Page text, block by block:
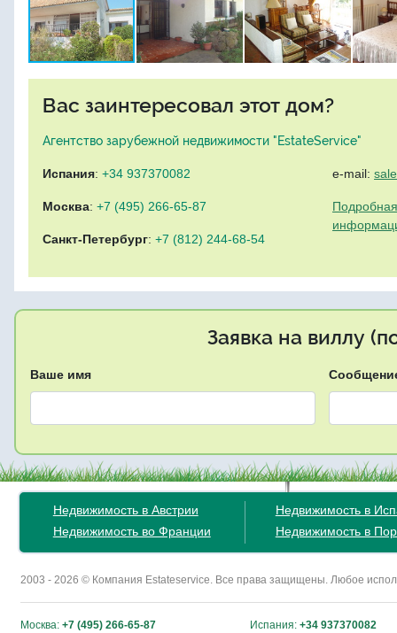
Вас заинтересовал этот дом?
Агентство зарубежной недвижимости "EstateService"
Испания: +34 937370082
Москва: +7 (495) 266-65-87
Санкт-Петербург: +7 (812) 244-68-54
e-mail:
Заявка на виллу
Ваше имя
Недвижимость в Австрии
Недвижимость во Франции
Недвижимость в
Недвижимость в
2003 - 2026 © Компания Estateservice. Все права защищены. Любое
Москва: +7 (495) 266-65-87 Испания: +34 937370082